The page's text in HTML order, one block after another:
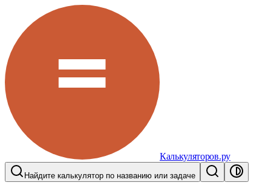
Калькуляторов.ру
Найдите калькулятор по названию или задаче